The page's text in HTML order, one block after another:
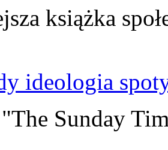
książka
ideologia
Sunday